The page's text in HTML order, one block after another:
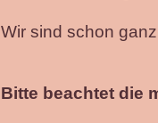
Wir sind schon
Bitte beachtet die